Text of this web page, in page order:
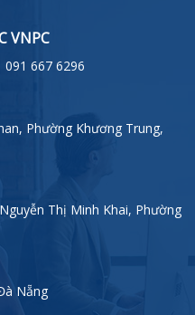
VNPC
667 6296
Phường Khương Trung,
Thị Minh Khai, Phường
Nẵng